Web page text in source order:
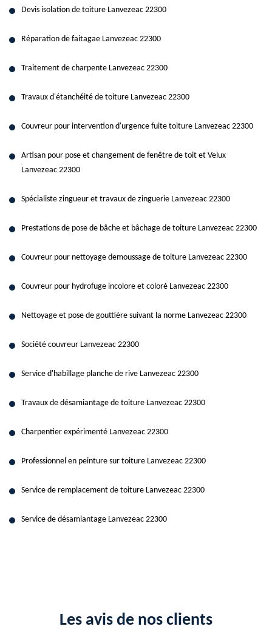
Devis isolation de toiture Lanvezeac 22300
Réparation de faitagae Lanvezeac 22300
Traitement de charpente Lanvezeac 22300
Travaux d'étanchéité de toiture Lanvezeac 22300
Couvreur pour intervention d'urgence fuite toiture Lanvezeac 22300
Artisan pour pose et changement de fenêtre de toit et Velux
Lanvezeac 22300
Spécialiste zingueur et travaux de zinguerie Lanvezeac 22300
Prestations de pose de bâche et bâchage de toiture Lanvezeac 22300
Couvreur pour nettoyage demoussage de toiture Lanvezeac 22300
Couvreur pour hydrofuge incolore et coloré Lanvezeac 22300
Nettoyage et pose de gouttière suivant la norme Lanvezeac 22300
Société couvreur Lanvezeac 22300
Service d'habillage planche de rive Lanvezeac 22300
Travaux de désamiantage de toiture Lanvezeac 22300
Charpentier expérimenté Lanvezeac 22300
Professionnel en peinture sur toiture Lanvezeac 22300
Service de remplacement de toiture Lanvezeac 22300
Service de désamiantage Lanvezeac 22300
Les avis de nos clients